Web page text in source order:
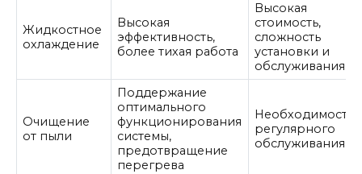
Жидкостное
охлаждение
Высокая
эффективность,
более тихая работа
Высокая
стоимость,
сложность
установки и
обслуживания
Очищение
от пыли
Поддержание
оптимального
функционирования
системы,
предотвращение
перегрева
Необходимость
регулярного
обслуживания